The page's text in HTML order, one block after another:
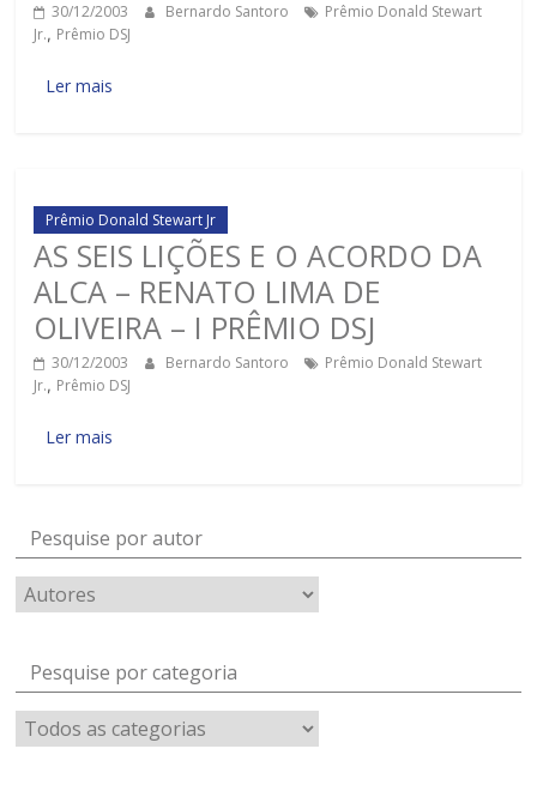
30/12/2003 Bernardo Santoro
Prêmio Donald Stewart
Jr., Prêmio DSJ
Ler mais
Prêmio Donald Stewart Jr
AS SEIS LIÇÕES E O ACORDO DA
ALCA – RENATO LIMA DE
OLIVEIRA – I PRÊMIO DSJ
30/12/2003 Bernardo Santoro
Prêmio Donald Stewart
Jr., Prêmio DSJ
Ler mais
Pesquise por autor
Pesquise por categoria